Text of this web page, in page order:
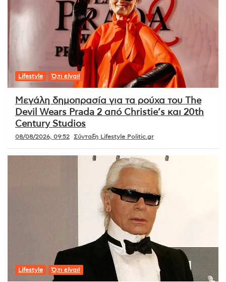
Lifestyle Ό,τι είναι!
Μεγάλη δημοπρασία για τα ρούχα του The
Devil Wears Prada 2 από Christie’s και 20th
Century Studios
08/08/2026, 09:52 Σύνταξη Lifestyle Politic.gr
Lifestyle Ό,τι είναι!